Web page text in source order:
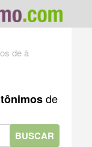
de à
de
BUSCAR